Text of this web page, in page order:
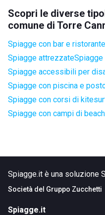
Scopri le diverse
comune di Torre
Spiagge con bar e ristorante
Spiagge attrezzateSpiagge
Spiagge accessibili per
Spiagge con piscina e
Spiagge con corsi di
Spiagge con campi di
Spiagge.it è una soluzione
Società del Gruppo Zucchetti
Spiagge.it